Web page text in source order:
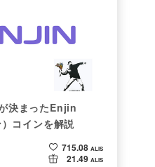
決まったEnjin
コインを解説
715.08 ALIS
21.49 ALIS